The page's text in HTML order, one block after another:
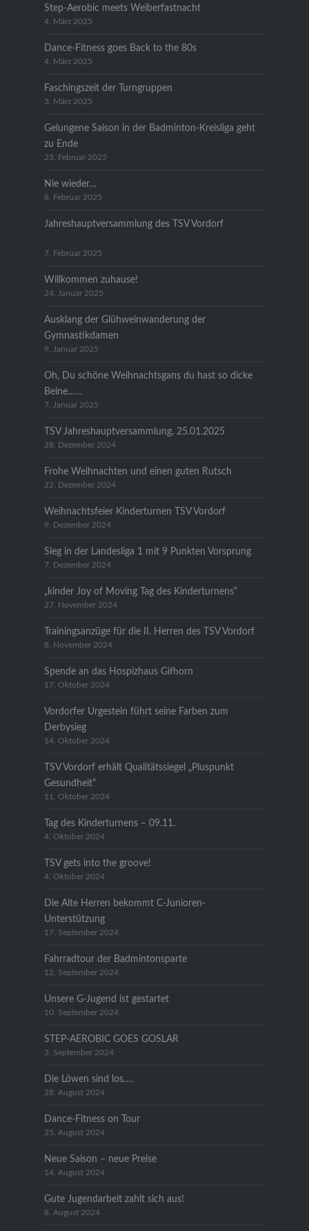
Step-Aerobic meets Weiberfastnacht
4. März 2025
Dance-Fitness goes Back to the 80s
4. März 2025
Faschingszeit der Turngruppen
3. März 2025
Gelungene Saison in der Badminton-Kreisliga geht
zu Ende
23. Februar 2025
Nie wieder…
8. Februar 2025
Jahreshauptversammlung des TSV Vordorf
7. Februar 2025
Willkommen zuhause!
24. Januar 2025
Ausklang der Glühweinwanderung der
Gymnastikdamen
9. Januar 2025
Oh, Du schöne Weihnachtsgans du hast so dicke
Beine……
7. Januar 2025
TSV Jahreshauptversammlung, 25.01.2025
28. Dezember 2024
Frohe Weihnachten und einen guten Rutsch
22. Dezember 2024
Weihnachtsfeier Kinderturnen TSV Vordorf
9. Dezember 2024
Sieg in der Landesliga 1 mit 9 Punkten Vorsprung
7. Dezember 2024
„kinder Joy of Moving Tag des Kinderturnens“
27. November 2024
Trainingsanzüge für die II. Herren des TSV Vordorf
8. November 2024
Spende an das Hospizhaus Gifhorn
17. Oktober 2024
Vordorfer Urgestein führt seine Farben zum
Derbysieg
14. Oktober 2024
TSV Vordorf erhält Qualitätssiegel „Pluspunkt
Gesundheit“
11. Oktober 2024
Tag des Kinderturnens – 09.11.
4. Oktober 2024
TSV gets into the groove!
4. Oktober 2024
Die Alte Herren bekommt C-Junioren-
Unterstützung
17. September 2024
Fahrradtour der Badmintonsparte
12. September 2024
Unsere G-Jugend ist gestartet
10. September 2024
STEP-AEROBIC GOES GOSLAR
3. September 2024
Die Löwen sind los….
28. August 2024
Dance-Fitness on Tour
25. August 2024
Neue Saison – neue Preise
14. August 2024
Gute Jugendarbeit zahlt sich aus!
8. August 2024